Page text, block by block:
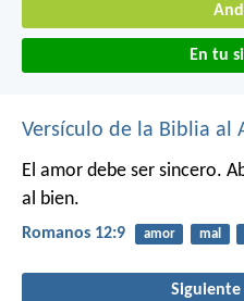
En tu
Versículo de la Biblia al
El amor debe ser sincero.
al bien.
Romanos 12:9 amor mal